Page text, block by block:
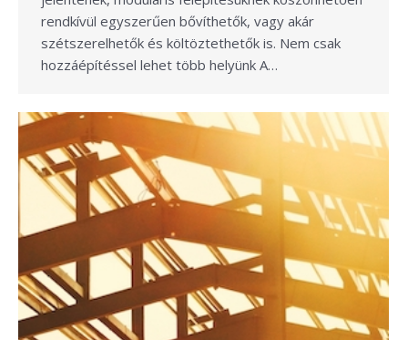
rendkívül egyszerűen bővíthetők, vagy akár
szétszerelhetők és költöztethetők is. Nem csak
hozzáépítéssel lehet több helyünk A…